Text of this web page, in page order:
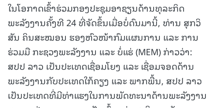
ໃນໂອກາດເຂົ້າຮ່ວມກອງປະຊຸມອາຊຽນດ້ານທຸລະກິດ
ພະລັງງານຄັ້ງທີ 24 ທີ່ຈັດຂຶ້ນເມື່ອບໍ່ດົນມານີ້, ທ່ານ ສຸກວິ
ສັນ ຄິນສະໝອນ ຮອງຫົວໜ້າກົມແຜນການ ແລະ ການ
ຮ່ວມມື ກະຊວງພະລັງງານ ແລະ ບໍ່ແຮ່ (MEM) ກ່າວວ່າ:
ສປປ ລາວ ເປັນປະເທດເຊື່ອມໂຍງ ແລະ ເຊື່ອມຈອດດ້ານ
ພະລັງງານກັບປະເທດໃກ້ຄຽງ ແລະ ພາກພື້ນ, ສປປ ລາວ
ເປັນປະເທດທີ່ມີທ່າແຮງໃນການພັດທະນາດ້ານພະລັງງານ